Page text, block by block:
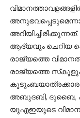
ആദ്യവും ചെറിയ
രാജ്യത്തെ
രാജ്യത്തെ
അബുദബി, ദുബൈ,
യുഎഇയുടെ വിമാന